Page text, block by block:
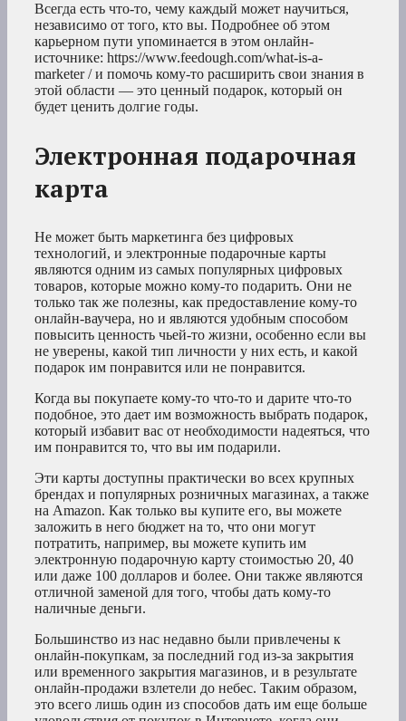
Всегда есть что-то, чему каждый может научиться,
независимо от того, кто вы. Подробнее об этом
карьерном пути упоминается в этом онлайн-
источнике: https://www.feedough.com/what-is-a-
marketer / и помочь кому-то расширить свои знания в
этой области — это ценный подарок, который он
будет ценить долгие годы.
Электронная подарочная
карта
Не может быть маркетинга без цифровых
технологий, и электронные подарочные карты
являются одним из самых популярных цифровых
товаров, которые можно кому-то подарить. Они не
только так же полезны, как предоставление кому-то
онлайн-ваучера, но и являются удобным способом
повысить ценность чьей-то жизни, особенно если вы
не уверены, какой тип личности у них есть, и какой
подарок им понравится или не понравится.
Когда вы покупаете кому-то что-то и дарите что-то
подобное, это дает им возможность выбрать подарок,
который избавит вас от необходимости надеяться, что
им понравится то, что вы им подарили.
Эти карты доступны практически во всех крупных
брендах и популярных розничных магазинах, а также
на Amazon. Как только вы купите его, вы можете
заложить в него бюджет на то, что они могут
потратить, например, вы можете купить им
электронную подарочную карту стоимостью 20, 40
или даже 100 долларов и более. Они также являются
отличной заменой для того, чтобы дать кому-то
наличные деньги.
Большинство из нас недавно были привлечены к
онлайн-покупкам, за последний год из-за закрытия
или временного закрытия магазинов, и в результате
онлайн-продажи взлетели до небес. Таким образом,
это всего лишь один из способов дать им еще больше